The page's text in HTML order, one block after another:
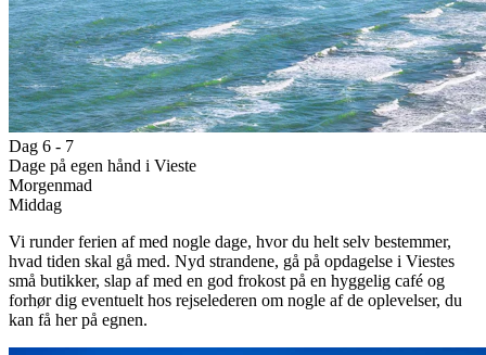
Dag 6 - 7
Dage på egen hånd i Vieste
Morgenmad
Middag
Vi runder ferien af med nogle dage, hvor du helt selv bestemmer,
hvad tiden skal gå med. Nyd strandene, gå på opdagelse i Viestes
små butikker, slap af med en god frokost på en hyggelig café og
forhør dig eventuelt hos rejselederen om nogle af de oplevelser, du
kan få her på egnen.